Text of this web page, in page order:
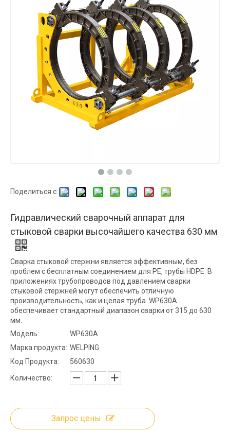
Поделиться с:
Гидравлический сварочный аппарат для
стыковой сварки высочайшего качества 630 мм
Сварка стыковой стержни является эффективным, без
проблем с бесплатным соединением для PE, трубы HDPE. В
приложениях трубопроводов под давлением сварки
стыковой стержней могут обеспечить отличную
производительность, как и целая труба. WP630A
обеспечивает стандартный диапазон сварки от 315 до 630
мм.
Модель:
WP630A
Марка продукта: WELPING
Код Продукта:
560630
Количество:
Запрос цены